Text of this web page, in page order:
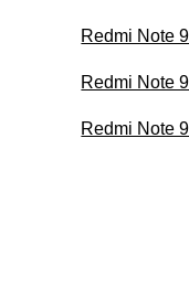
Redmi Note
Redmi Note
Redmi Note